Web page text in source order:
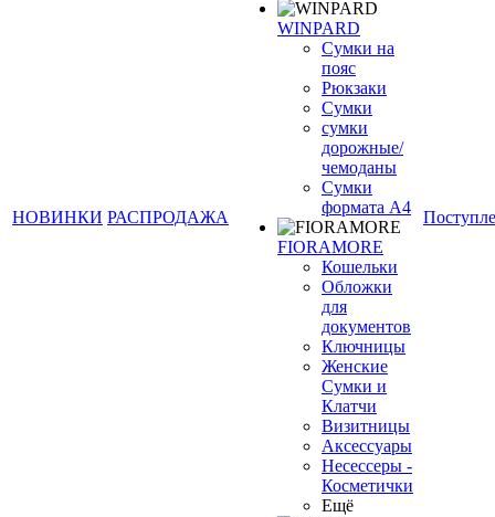
НОВИНКИ РАСПРОДАЖА
WINPARD
Сумки на
пояс
Рюкзаки
Сумки
сумки
дорожные/
чемоданы
Сумки
формата А4
FIORAMORE
Кошельки
Обложки
для
документов
Ключницы
Женские
Сумки и
Клатчи
Визитницы
Аксессуары
Несессеры -
Косметички
Ещё